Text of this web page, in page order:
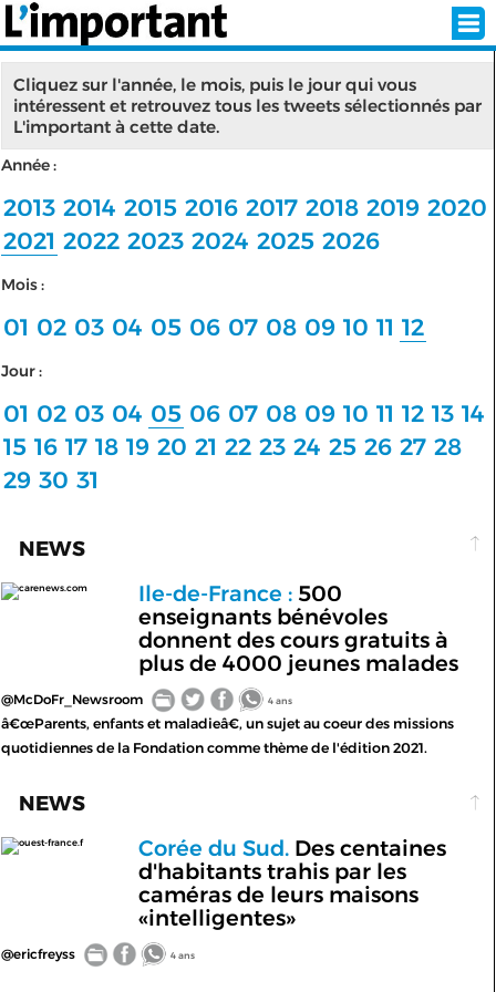
INSCRIPTION
SÉLECTION DE L'ÉTÉ
ABONNEZ-VOUS À LA NEWSLETTER!
< RETOUR À L'ACCUEIL
Cliquez sur l'année, le mois, puis le jour qui vous
intéressent et retrouvez tous les tweets sélectionnés par
L'important à cette date.
Année :
2013 2014 2015 2016 2017 2018 2019 2020
2021 2022 2023 2024 2025 2026
Mois :
01 02 03 04 05 06 07 08 09 10 11 12
Jour :
01 02 03 04 05 06 07 08 09 10 11 12 13 14
15 16 17 18 19 20 21 22 23 24 25 26 27 28
29 30 31
NEWS
carenews.com Ile-de-France :500
enseignants bénévoles
donnent des cours gratuits à
plus de 4000 jeunes malades
@McDoFr_Newsroom 4 ans
â€œParents, enfants et maladieâ€, un sujet au coeur des missions
quotidiennes de la Fondation comme thème de l'édition 2021.
NEWS
ouest-france.f Corée du Sud.Des centaines
d'habitants trahis par les
caméras de leurs maisons
«intelligentes»
@ericfreyss 4 ans